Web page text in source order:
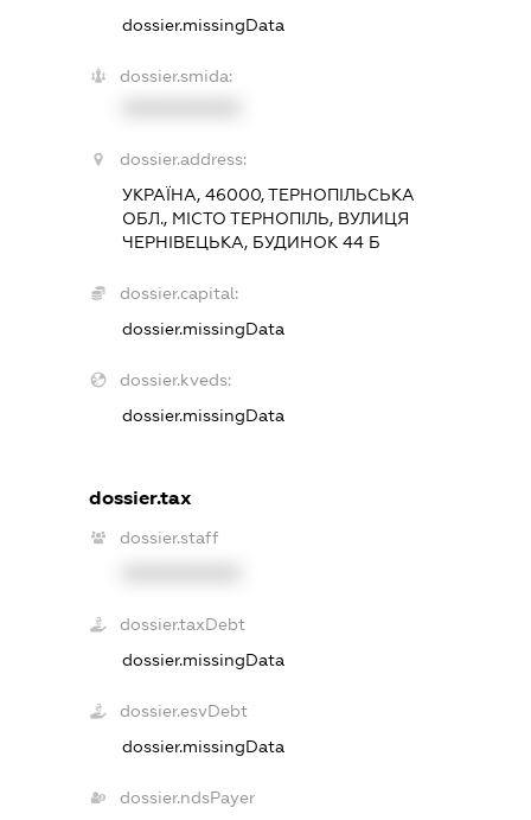
dossier.missingData
dossier.smida:
dossier.address:
УКРАЇНА, 46000, ТЕРНОПІЛЬСЬКА
ОБЛ., МІСТО ТЕРНОПІЛЬ, ВУЛИЦЯ
ЧЕРНІВЕЦЬКА, БУДИНОК 44 Б
dossier.capital:
dossier.missingData
dossier.kveds:
dossier.missingData
dossier.tax
dossier.staff
dossier.taxDebt
dossier.missingData
dossier.esvDebt
dossier.missingData
dossier.ndsPayer